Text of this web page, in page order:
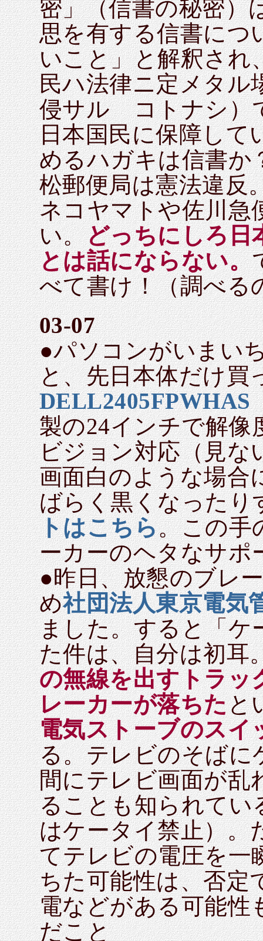
密」（信書の秘密）
思を有する信書につ
いこと」と解釈され
民ハ法律ニ定メタル
侵サルゝコトナシ）
日本国民に保障して
めるハガキは信書
松郵便局は憲法違反
ネコヤマトや佐川急
い。どっちにしろ日
とは話にならない。
べて書け！（調べる
03-07
●パソコンがいまい
と、先日本体だけ買
DELL2405FPWHAS
製の24インチで解像
ビジョン対応（見な
画面白のような場合
ばらく黒くなったり
トはこちら。この手
ーカーのヘタなサポ
●昨日、放懇のブレ
め社団法人東京電気
ました。すると「ケ
た件は、自分は初耳
の無線を出すトラッ
レーカーが落ちたと
電気ストーブのスイ
る。テレビのそばに
間にテレビ画面が乱
ることも知られてい
はケータイ禁止）。
てテレビの電圧を一
ちた可能性は、否定
電などがある可能性
だこと